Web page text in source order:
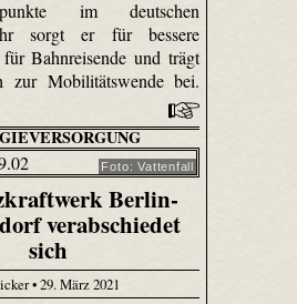
im deutschen
sorgt er für bessere
Bahnreisende und trägt
zur Mobilitätswende bei.
Foto: Vattenfall
Berlin-
verabschiedet
sich
• 29. März 2021